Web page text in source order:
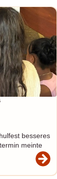
besseres
meinte